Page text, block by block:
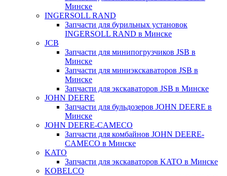
Минске
INGERSOLL RAND
Запчасти для бурильных установок
INGERSOLL RAND в Минске
JCB
Запчасти для минипогрузчиков JSB в
Минске
Запчасти для миниэкскаваторов JSB в
Минске
Запчасти для экскаваторов JSB в Минске
JOHN DEERE
Запчасти для бульдозеров JOHN DEERE в
Минске
JOHN DEERE-CAMECO
Запчасти для комбайнов JOHN DEERE-
CAMECO в Минске
KATO
Запчасти для экскаваторов KATO в Минске
KOBELCO